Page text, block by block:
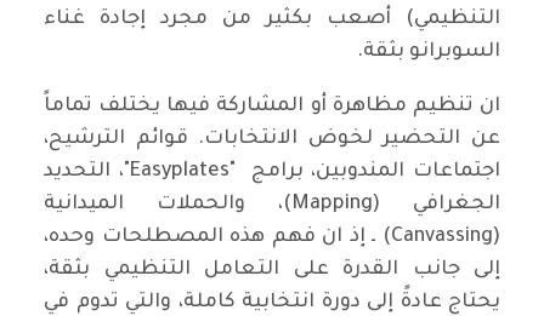
التنظيمي) أصعب بكثير من مجرد إجادة غناء
السوبرانو بثقة.
ان تنظيم مظاهرة أو المشاركة فيها يختلف تماماً
عن التحضير لخوض الانتخابات. قوائم الترشيح،
اجتماعات المندوبين، برامج "Easyplates"، التحديد
الجغرافي (Mapping)، والحملات الميدانية
(Canvassing) ـ إذ ان فهم هذه المصطلحات وحده،
إلى جانب القدرة على التعامل التنظيمي بثقة،
يحتاج عادةً إلى دورة انتخابية كاملة، والتي تدوم في